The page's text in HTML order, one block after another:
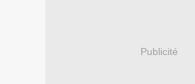
Publicité